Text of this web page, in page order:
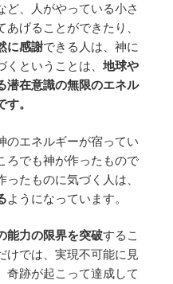
ど、人がやっている小さ
げることができたり、
に感謝できる人は、神に
ということは、 地球や
潜在意識の無限のエネル
。
のエネルギーが宿ってい
ろでも神が作ったもので
たものに気づく人は、
ようになっています。
能力の限界を突破するこ
けでは、実現不可能に見
奇跡が起こって達成して